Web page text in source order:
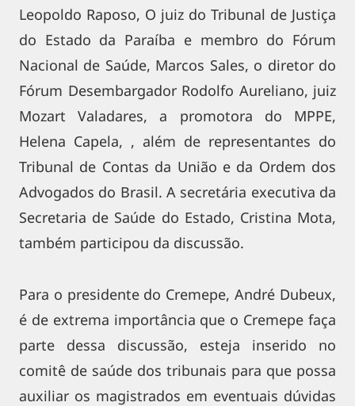
Leopoldo Raposo, O juiz do Tribunal de Justiça
do Estado da Paraíba e membro do Fórum
Nacional de Saúde, Marcos Sales, o diretor do
Fórum Desembargador Rodolfo Aureliano, juiz
Mozart Valadares, a promotora do MPPE,
Helena Capela, , além de representantes do
Tribunal de Contas da União e da Ordem dos
Advogados do Brasil. A secretária executiva da
Secretaria de Saúde do Estado, Cristina Mota,
também participou da discussão.
Para o presidente do Cremepe, André Dubeux,
é de extrema importância que o Cremepe faça
parte dessa discussão, esteja inserido no
comitê de saúde dos tribunais para que possa
auxiliar os magistrados em eventuais dúvidas